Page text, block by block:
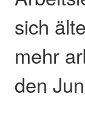
sich
mehr
den